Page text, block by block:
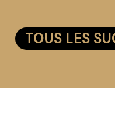
TOUS LES